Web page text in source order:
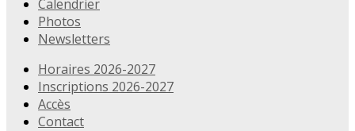
Calendrier
Photos
Newsletters
Horaires 2026-2027
Inscriptions 2026-2027
Accès
Contact